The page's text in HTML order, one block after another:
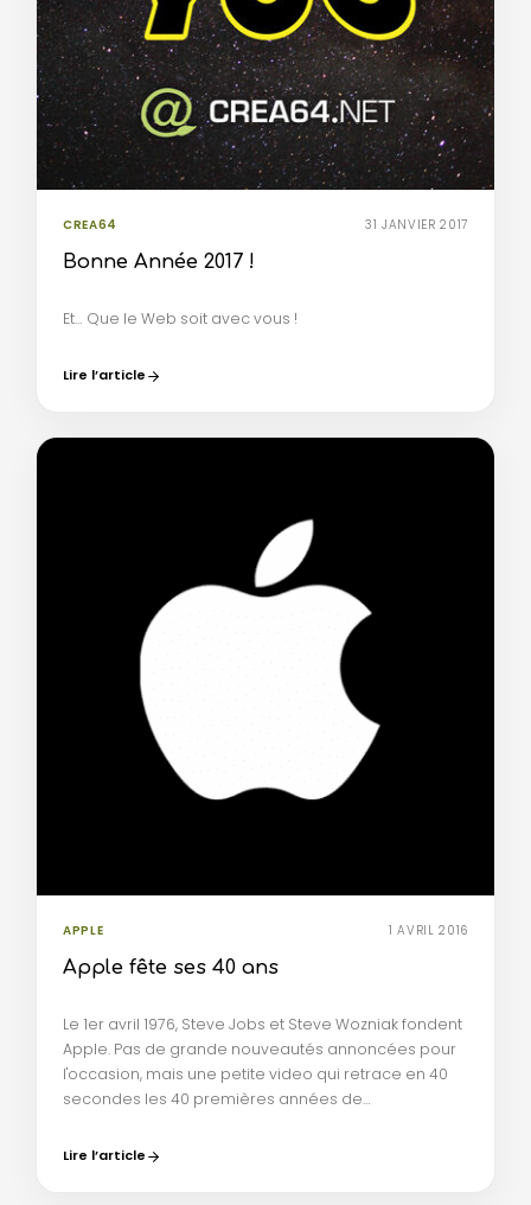
CREA64 31 JANVIER 2017
Bonne Année 2017 !
Et… Que le Web soit avec vous !
Lire l’article
APPLE 1 AVRIL 2016
Apple fête ses 40 ans
Le 1er avril 1976, Steve Jobs et Steve Wozniak fondent
Apple. Pas de grande nouveautés annoncées pour
l'occasion, mais une petite video qui retrace en 40
secondes les 40 premières années de…
Lire l’article